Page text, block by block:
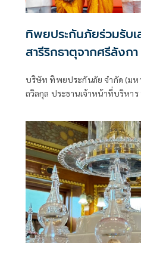
ทิพยประกันภัยร่วมรับ
สารีริกธาตุจากศรีลังก
บริษัท ทิพยประกันภัย จำกัด (มห
ถวิลกุล ประธานเจ้าหน้าที่บริหา